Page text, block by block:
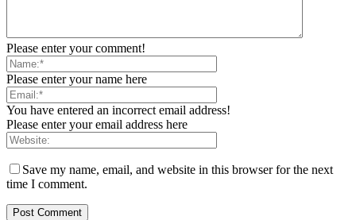
Please enter your comment!
Please enter your name here
You have entered an incorrect email address!
Please enter your email address here
Save my name, email, and website in this browser for the next
time I comment.